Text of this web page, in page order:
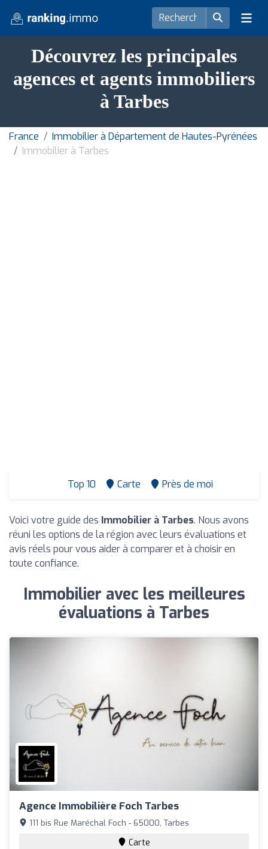
Découvrez les principales
agences et agents immobiliers
à Tarbes
France
Immobilier à Département de Hautes-Pyrénées
Immobilier à Tarbes
Top 10 Carte Près de moi
Voici votre guide des Immobilier à Tarbes. Nous avons
réuni les options de la région avec leurs évaluations et
avis réels pour vous aider à comparer et à choisir en
toute confiance.
Immobilier avec les meilleures
évaluations à Tarbes
Agence Immobilière Foch Tarbes
111 bis Rue Maréchal Foch - 65000, Tarbes
Carte